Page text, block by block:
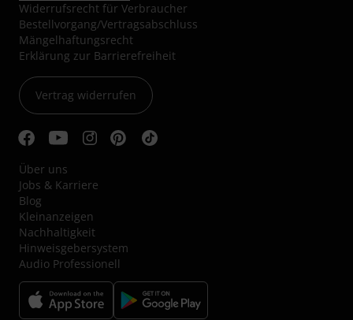
Widerrufsrecht für Verbraucher
Bestellvorgang/Vertragsabschluss
Mängelhaftungsrecht
Erklärung zur Barrierefreiheit
Vertrag widerrufen
Über uns
Jobs & Karriere
Blog
Kleinanzeigen
Nachhaltigkeit
Hinweisgebersystem
Audio Professionell